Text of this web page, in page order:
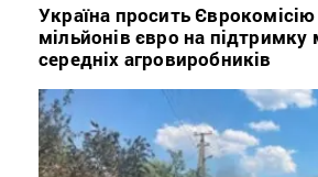
Україна просить
мільйонів євро на підтримку
середніх агровиробників